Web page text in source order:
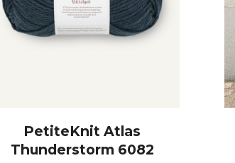
PetiteKnit Atlas
Thunderstorm 6082